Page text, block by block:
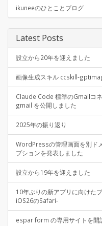
ikuneeのひとことブログ
Latest Posts
設立から20年を迎えました
画像生成スキル ccskill-
Claude Code 標準のGmailコ
gmail を公開しました
2025年の振り返り
WordPressの管理画面を別ド
プションを発表しました
設立から19年を迎えました
10年ぶりの新アプリに向けた
iOS26のSafari-
espar form の専用サイトを開